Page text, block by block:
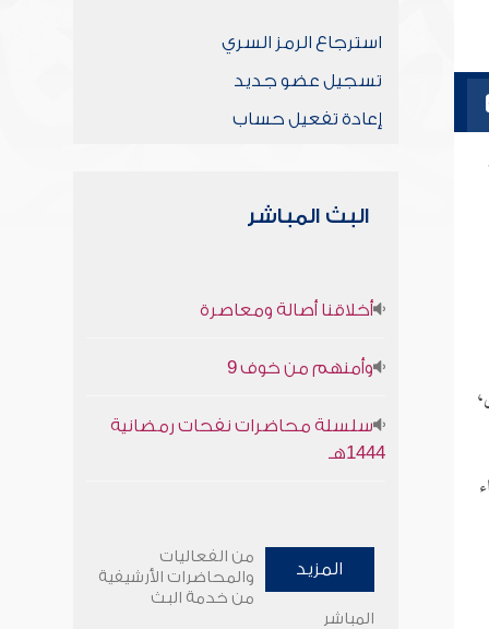
استرجاع الرمز السري
تسجيل عضو جديد
إعادة تفعيل حساب
البث المباشر
أخلاقنا أصالة ومعاصرة
وأمنهم من خوف 9
سلسلة محاضرات نفحات رمضانية
1444هـ
المزيد
من الفعاليات
والمحاضرات الأرشيفية
من خدمة البث
المباشر